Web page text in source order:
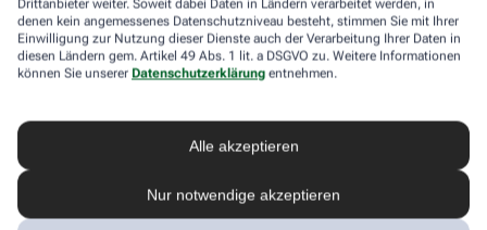
Drittanbieter weiter. Soweit dabei Daten in Ländern verarbeitet werden, in
denen kein angemessenes Datenschutzniveau besteht, stimmen Sie mit Ihrer
Einwilligung zur Nutzung dieser Dienste auch der Verarbeitung Ihrer Daten in
diesen Ländern gem. Artikel 49 Abs. 1 lit. a DSGVO zu. Weitere Informationen
können Sie unserer Datenschutzerklärung entnehmen.
Alle akzeptieren
Nur notwendige akzeptieren